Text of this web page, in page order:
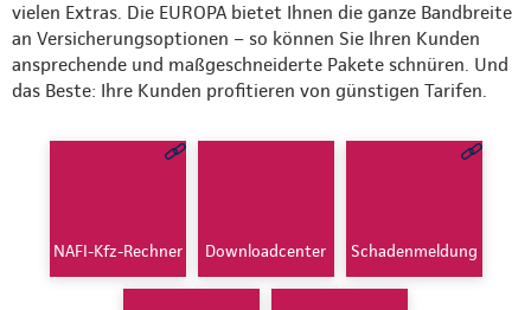
vielen Extras. Die EUROPA bietet Ihnen die ganze Bandbreite
an Versicherungsoptionen – so können Sie Ihren Kunden
ansprechende und maßgeschneiderte Pakete schnüren. Und
das Beste: Ihre Kunden profitieren von günstigen Tarifen.
NAFI-Kfz-Rechner Downloadcenter Schadenmeldung